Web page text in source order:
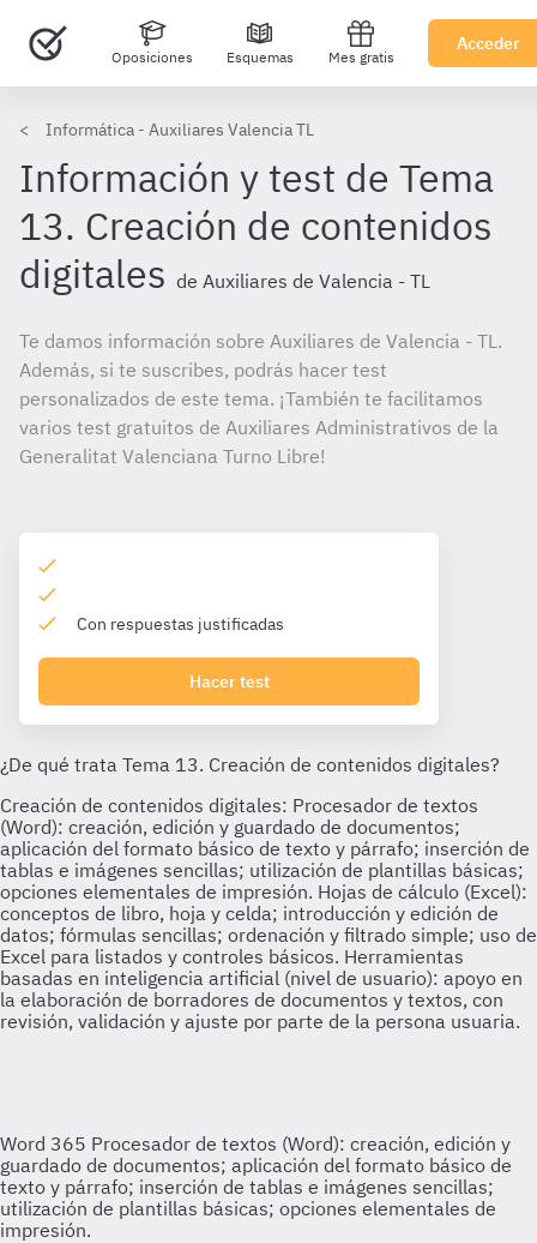
Oposiciones Esquemas Mes gratis
Acceder
Informática - Auxiliares Valencia TL
Información y test de Tema
13. Creación de contenidos
digitales de Auxiliares de Valencia - TL
Te damos información sobre Auxiliares de Valencia - TL.
Además, si te suscribes, podrás hacer test
personalizados de este tema. ¡También te facilitamos
varios test gratuitos de Auxiliares Administrativos de la
Generalitat Valenciana Turno Libre!
Con respuestas justificadas
Hacer test
Word 365 Procesador de textos (Word): creación, edición y
guardado de documentos; aplicación del formato básico de
texto y párrafo; inserción de tablas e imágenes sencillas;
utilización de plantillas básicas; opciones elementales de
impresión.